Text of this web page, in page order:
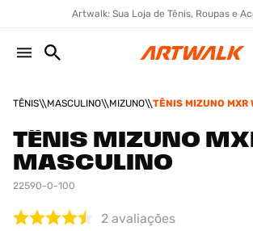
Artwalk: Sua Loja de Tênis, Roupas e
TÊNIS MASCULINO MIZUNO TÊNIS MIZUNO MXR
TÊNIS MIZUNO
MASCULINO
22590-0-100
2 avaliações